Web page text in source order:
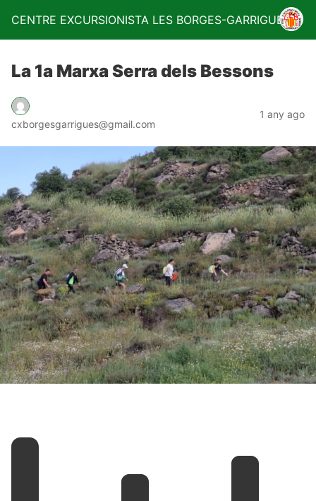
CENTRE EXCURSIONISTA LES BORGES-GARRIGUES
La 1a Marxa Serra dels Bessons
cxborgesgarrigues@gmail.com
1 any ago